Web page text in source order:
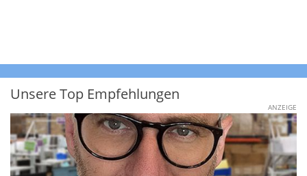
Unsere Top Empfehlungen
ANZEIGE